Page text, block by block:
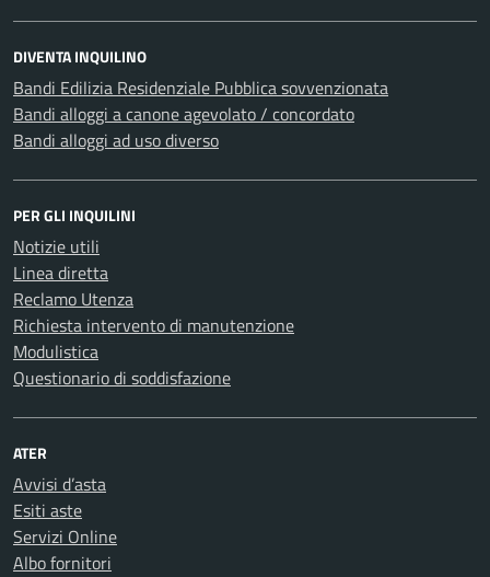
DIVENTA INQUILINO
Bandi Edilizia Residenziale Pubblica sovvenzionata
Bandi alloggi a canone agevolato / concordato
Bandi alloggi ad uso diverso
PER GLI INQUILINI
Notizie utili
Linea diretta
Reclamo Utenza
Richiesta intervento di manutenzione
Modulistica
Questionario di soddisfazione
ATER
Avvisi d’asta
Esiti aste
Servizi Online
Albo fornitori